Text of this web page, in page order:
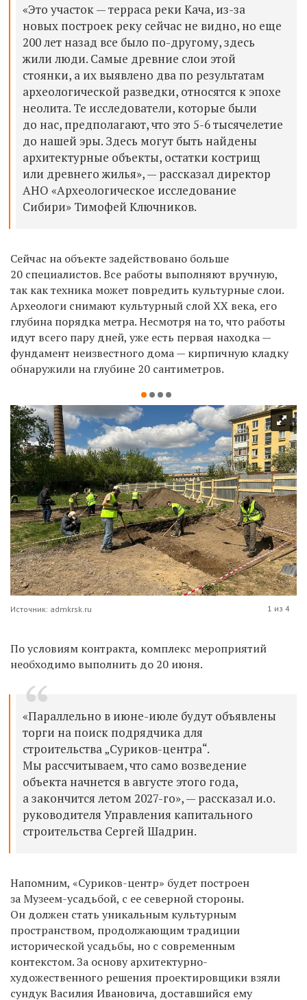
«Это участок — терраса реки Кача, из-за
новых построек реку сейчас не видно, но еще
200 лет назад все было по-другому, здесь
жили люди. Самые древние слои этой
стоянки, а их выявлено два по результатам
археологической разведки, относятся к эпохе
неолита. Те исследователи, которые были
до нас, предполагают, что это 5-6 тысячелетие
до нашей эры. Здесь могут быть найдены
архитектурные объекты, остатки кострищ
или древнего жилья», — рассказал директор
АНО «Археологическое исследование
Сибири» Тимофей Ключников.
Сейчас на объекте задействовано больше
20 специалистов. Все работы выполняют вручную,
так как техника может повредить культурные слои.
Археологи снимают культурный слой XX века, его
глубина порядка метра. Несмотря на то, что работы
идут всего пару дней, уже есть первая находка —
фундамент неизвестного дома — кирпичную кладку
обнаружили на глубине 20 сантиметров.
Источник: admkrsk.ru 1 из 4
По условиям контракта, комплекс мероприятий
необходимо выполнить до 20 июня.
«Параллельно в июне-июле будут объявлены
торги на поиск подрядчика для
строительства „Суриков-центра“.
Мы рассчитываем, что само возведение
объекта начнется в августе этого года,
а закончится летом 2027-го», — рассказал и.о.
руководителя Управления капитального
строительства Сергей Шадрин.
Напомним, «Суриков-центр» будет построен
за Музеем-усадьбой, с ее северной стороны.
Он должен стать уникальным культурным
пространством, продолжающим традиции
исторической усадьбы, но с современным
контекстом. За основу архитектурно-
художественного решения проектировщики взяли
сундук Василия Ивановича, доставшийся ему